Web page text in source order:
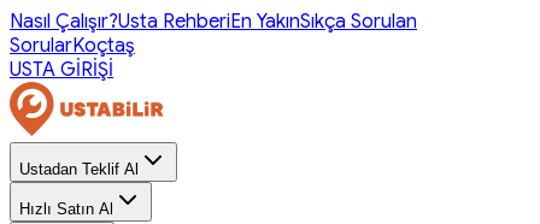
Nasıl Çalışır?Usta RehberiEn YakınSıkça Sorulan
SorularKoçtaş
USTA GİRİŞİ
Ustadan Teklif Al
Hızlı Satın Al